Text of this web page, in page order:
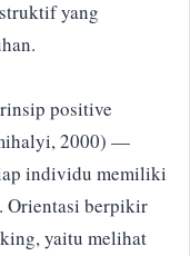
yang
positive
2000) —
individu memiliki
Orientasi berpikir
yaitu melihat